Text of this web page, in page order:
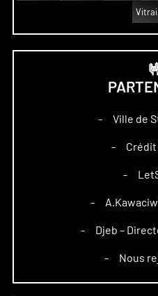
– Ville de
–
–
–
– Djeb –
– Nous